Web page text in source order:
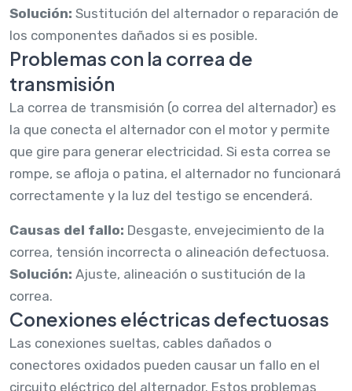
Solución: Sustitución del alternador o reparación de
los componentes dañados si es posible.
Problemas con la correa de
transmisión
La correa de transmisión (o correa del alternador) es
la que conecta el alternador con el motor y permite
que gire para generar electricidad. Si esta correa se
rompe, se afloja o patina, el alternador no funcionará
correctamente y la luz del testigo se encenderá.
Causas del fallo: Desgaste, envejecimiento de la
correa, tensión incorrecta o alineación defectuosa.
Solución: Ajuste, alineación o sustitución de la
correa.
Conexiones eléctricas defectuosas
Las conexiones sueltas, cables dañados o
conectores oxidados pueden causar un fallo en el
circuito eléctrico del alternador. Estos problemas